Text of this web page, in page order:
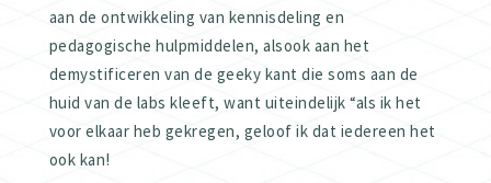
aan de ontwikkeling van kennisdeling en
pedagogische hulpmiddelen, alsook aan het
demystificeren van de geeky kant die soms aan de
huid van de labs kleeft, want uiteindelijk “als ik het
voor elkaar heb gekregen, geloof ik dat iedereen het
ook kan!